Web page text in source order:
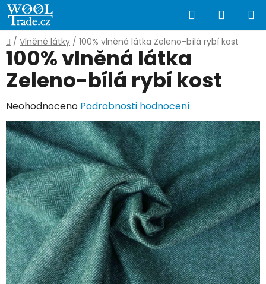
Přejít
na
obsah
Hledat
KOŠÍK
Domů
/ Vlněné látky / 100% vlněná látka Zeleno-bílá rybí kost
100% vlněná látka
Zeleno-bílá rybí kost
Průměrné
hodnocení
produktu
je
0,0
z
5
hvězdiček.
Neohodnoceno Podrobnosti hodnocení